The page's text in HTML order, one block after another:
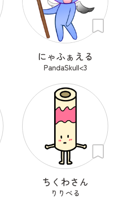
にゃふぁえる
PandaSkull<3
ちくわさん
りりべる